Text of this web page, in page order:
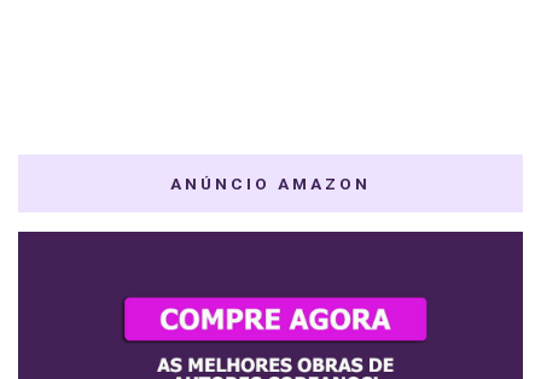
ANÚNCIO AMAZON